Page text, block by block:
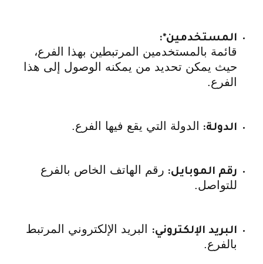
المستخدمين*:
قائمة بالمستخدمين المرتبطين بهذا الفرع،
حيث يمكن تحديد من يمكنه الوصول إلى هذا
الفرع.
الدولة: الدولة التي يقع فيها الفرع.
رقم الموبايل: رقم الهاتف الخاص بالفرع
للتواصل.
البريد الإلكتروني:
البريد الإلكتروني المرتبط
بالفرع.